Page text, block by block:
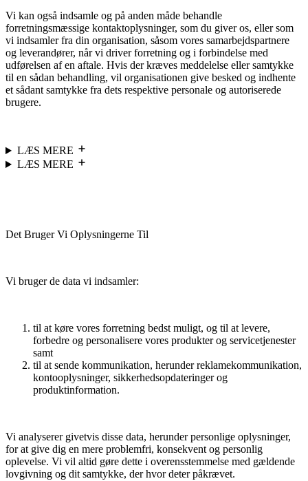
Vi kan også indsamle og på anden måde behandle
forretningsmæssige kontaktoplysninger, som du giver os, eller som
vi indsamler fra din organisation, såsom vores samarbejdspartnere
og leverandører, når vi driver forretning og i forbindelse med
udførelsen af en aftale. Hvis der kræves meddelelse eller samtykke
til en sådan behandling, vil organisationen give besked og indhente
et sådant samtykke fra dets respektive personale og autoriserede
brugere.
LÆS MERE
LÆS MERE
Det Bruger Vi Oplysningerne Til
Vi bruger de data vi indsamler:
til at køre vores forretning bedst muligt, og til at levere,
forbedre og personalisere vores produkter og servicetjenester
samt
til at sende kommunikation, herunder reklamekommunikation,
kontooplysninger, sikkerhedsopdateringer og
produktinformation.
Vi analyserer givetvis disse data, herunder personlige oplysninger,
for at give dig en mere problemfri, konsekvent og personlig
oplevelse. Vi vil altid gøre dette i overensstemmelse med gældende
lovgivning og dit samtykke, der hvor deter påkrævet.